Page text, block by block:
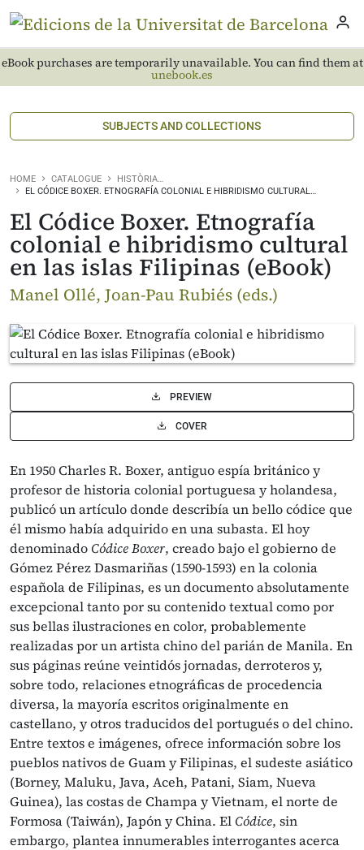
eBook purchases are temporarily unavailable. You can find them at
unebook.es
SUBJECTS AND COLLECTIONS
HOME CATALOGUE
HISTÒRIA…
EL CÓDICE BOXER. ETNOGRAFÍA COLONIAL E HIBRIDISMO CULTURAL…
El Códice Boxer. Etnografía
colonial e hibridismo cultural
en las islas Filipinas (eBook)
Manel Ollé, Joan-Pau Rubiés (eds.)
PREVIEW
COVER
En 1950 Charles R. Boxer, antiguo espía británico y
profesor de historia colonial portuguesa y holandesa,
publicó un artículo donde describía un bello códice que
él mismo había adquirido en una subasta. El hoy
denominadoCódice Boxer, creado bajo el gobierno de
Gómez Pérez Dasmariñas (1590-1593) en la colonia
española de Filipinas, es un documento absolutamente
excepcional tanto por su contenido textual como por
sus bellas ilustraciones en color, probablemente
realizadas por un artista chino del parián de Manila. En
sus páginas reúne veintidós jornadas, derroteros y,
sobre todo, relaciones etnográficas de procedencia
diversa, la mayoría escritos originalmente en
castellano, y otros traducidos del portugués o del chino.
Entre textos e imágenes, ofrece información sobre los
pueblos nativos de Guam y Filipinas, el sudeste asiático
(Borney, Maluku, Java, Aceh, Patani, Siam, Nueva
Guinea), las costas de Champa y Vietnam, el norte de
Formosa (Taiwán), Japón y China. ElCódice, sin
embargo, plantea innumerables interrogantes acerca